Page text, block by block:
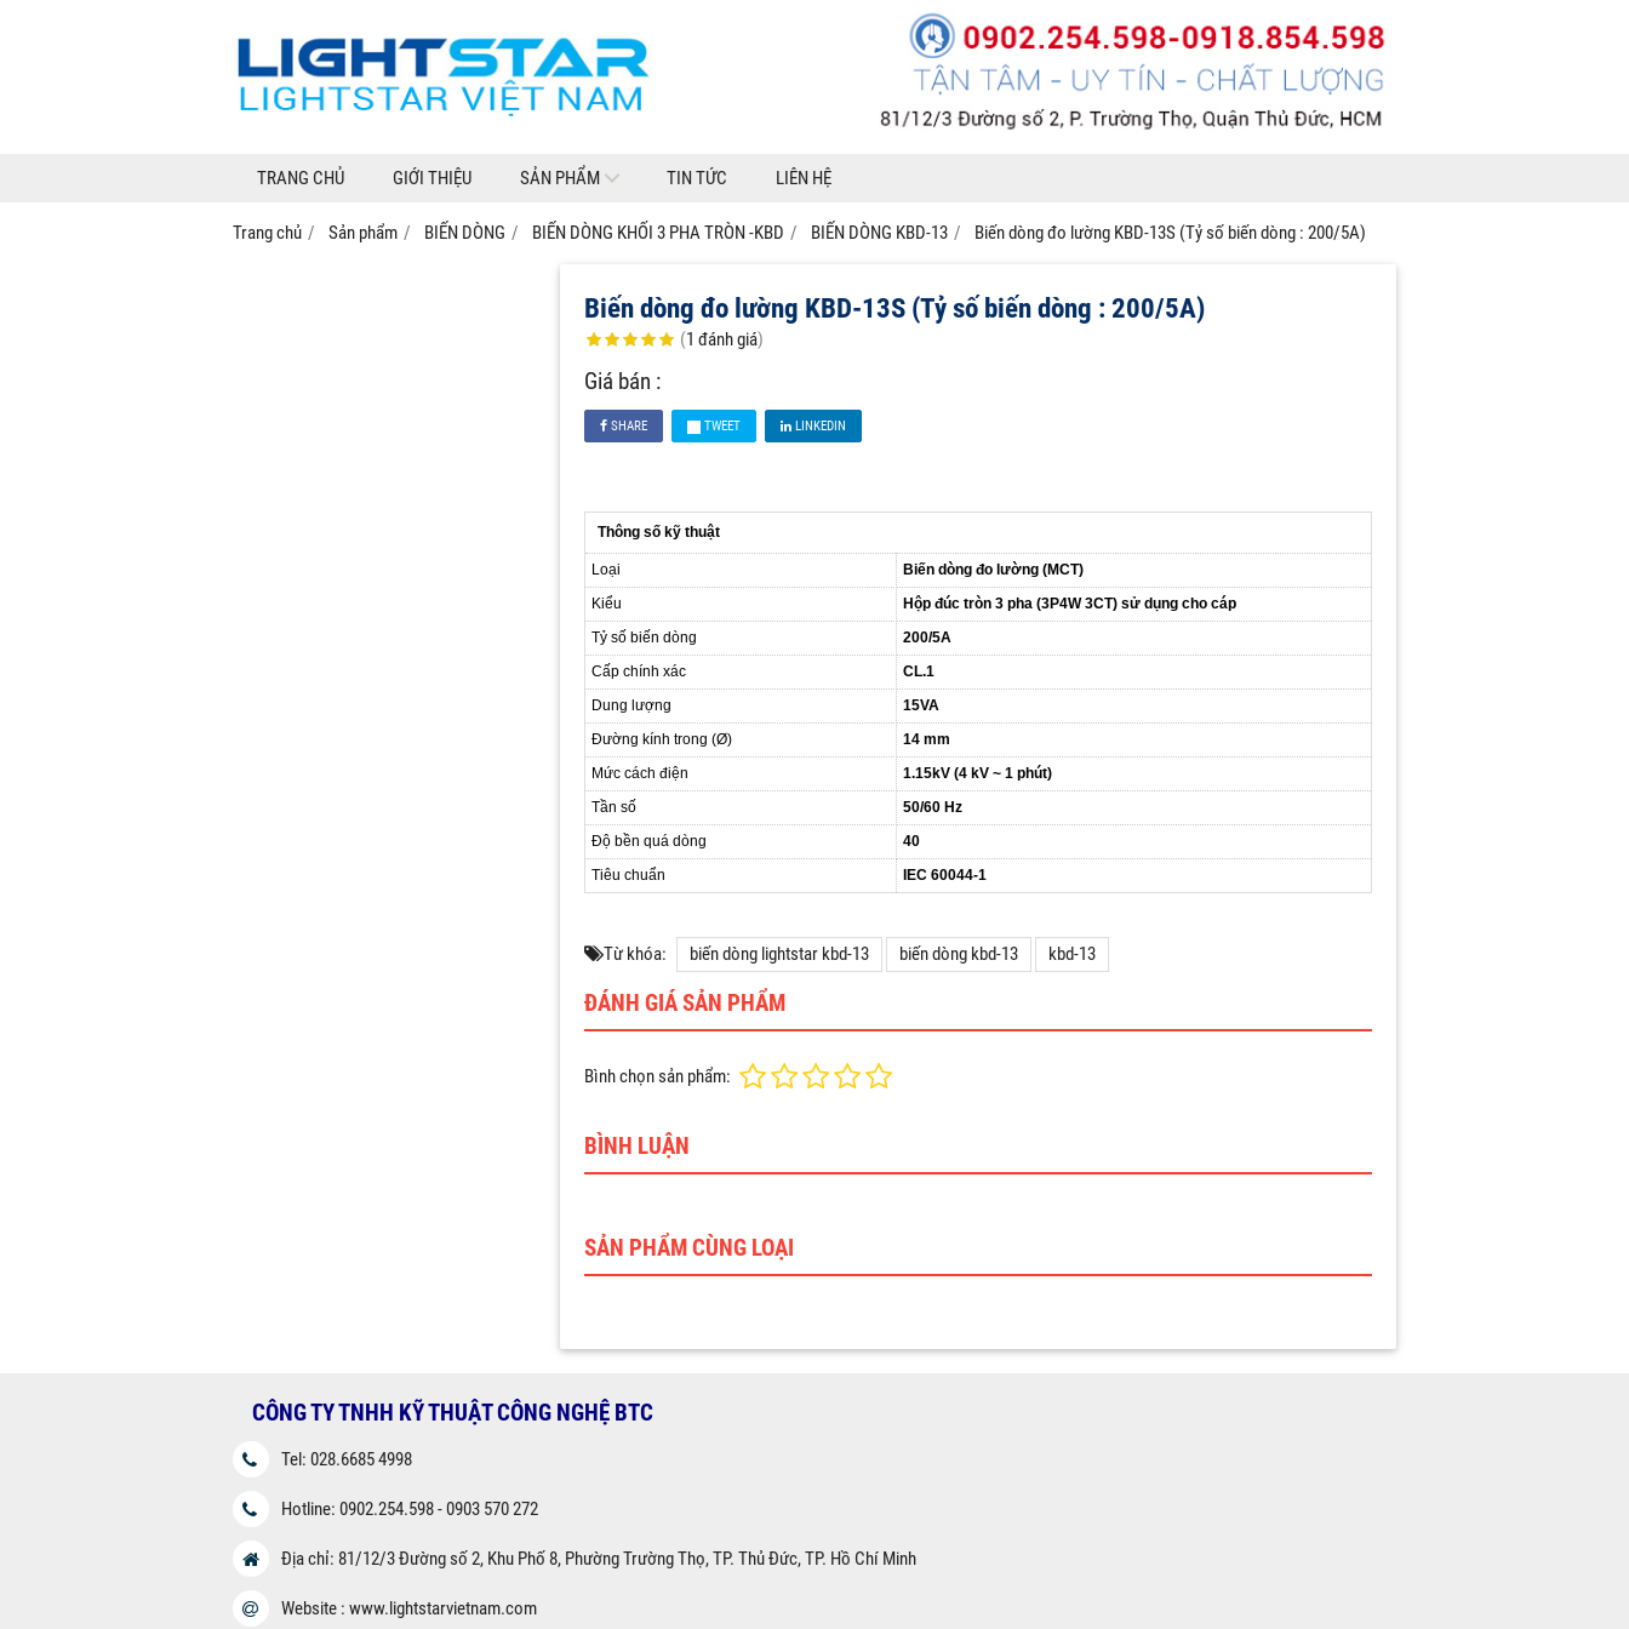
TRANG CHỦ GIỚI THIỆU SẢN PHẨM TIN TỨC LIÊN HỆ
Trang chủ Sản phẩm BIẾN DÒNG BIẾN DÒNG KHỐI 3 PHA TRÒN -KBD BIẾN DÒNG KBD-13 Biến dòng đo lường KBD-13S (Tỷ số biến dòng : 200/5A)
Biến dòng đo lường KBD-13S (Tỷ số biến dòng : 200/5A)
(1 đánh giá)
Giá bán :
SHARE TWEET LINKEDIN
Thông số kỹ thuật
Loại
Biến dòng đo lường (MCT)
Kiểu
Hộp đúc tròn 3 pha (3P4W 3CT) sử dụng cho cáp
Tỷ số biến dòng
200/5A
Cấp chính xác
CL.1
Dung lượng
15VA
Đường kính trong (Ø)
14 mm
Mức cách điện
1.15kV (4 kV ~ 1 phút)
Tần số
50/60 Hz
Độ bền quá dòng
40
Tiêu chuẩn
IEC 60044-1
Từ khóa: biến dòng lightstar kbd-13 biến dòng kbd-13 kbd-13
ĐÁNH GIÁ SẢN PHẨM
Bình chọn sản phẩm:
BÌNH LUẬN
SẢN PHẨM CÙNG LOẠI
CÔNG TY TNHH KỸ THUẬT CÔNG NGHỆ BTC
Tel: 028.6685 4998
Hotline: 0902.254.598 - 0903 570 272
Địa chỉ: 81/12/3 Đường số 2, Khu Phố 8, Phường Trường Thọ, TP. Thủ Đức, TP. Hồ Chí Minh
Website : www.lightstarvietnam.com